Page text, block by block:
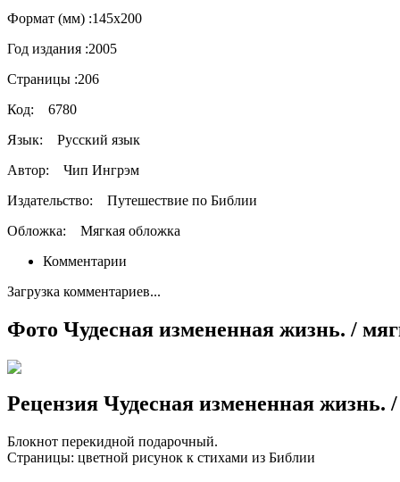
Формат (мм) :145х200
Год издания :2005
Страницы :206
Код: 6780
Язык: Русский язык
Автор:
Чип Ингрэм
Издательство:
Путешествие по Библии
Обложка: Мягкая обложка
Комментарии
Загрузка комментариев...
Фото Чудесная измененная жизнь. /
Рецензия Чудесная измененная жизнь.
Блокнот перекидной подарочный.
Страницы: цветной рисунок к стихами из Библии